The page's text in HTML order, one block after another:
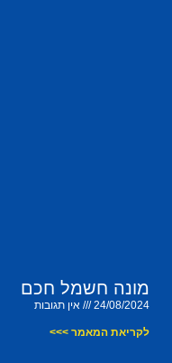
מונה חשמל חכם
24/08/2024 אין תגובות
לקריאת המאמר >>>